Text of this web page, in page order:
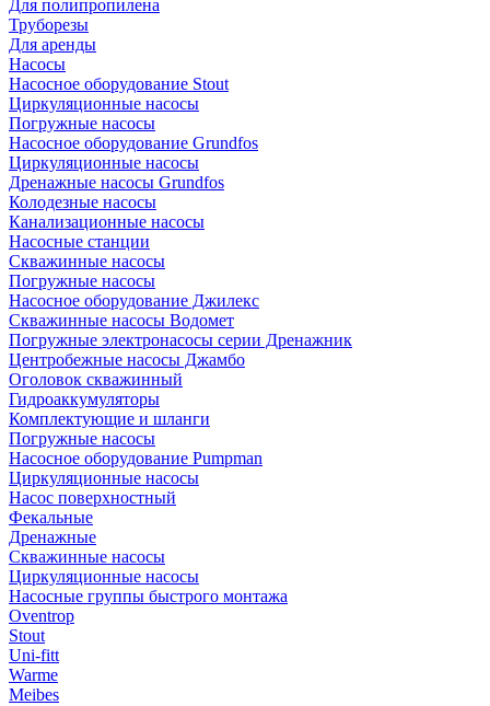
Для полипропилена
Труборезы
Для аренды
Насосы
Насосное оборудование Stout
Циркуляционные насосы
Погружные насосы
Насосное оборудование Grundfos
Циркуляционные насосы
Дренажные насосы Grundfos
Колодезные насосы
Канализационные насосы
Насосные станции
Скважинные насосы
Погружные насосы
Насосное оборудование Джилекс
Скважинные насосы Водомет
Погружные электронасосы серии Дренажник
Центробежные насосы Джамбо
Оголовок скважинный
Гидроаккумуляторы
Комплектующие и шланги
Погружные насосы
Насосное оборудование Pumpman
Циркуляционные насосы
Насос поверхностный
Фекальные
Дренажные
Скважинные насосы
Циркуляционные насосы
Насосные группы быстрого монтажа
Oventrop
Stout
Uni-fitt
Warme
Meibes